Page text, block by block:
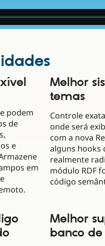
podem
de
e
em
Melhor
temas
Controle
onde será
com a nova
alguns hooks
realmente
módulo RDF
código
Melhor
banco